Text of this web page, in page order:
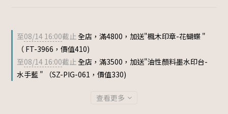
至08/14 16:00截止全店，滿4800，加送"楓木印章-花蝴蝶 "
（ FT-3966，價值410)
至08/14 16:00截止全店，滿3500，加送"油性顏料墨水印台-
水手藍 " （SZ-PIG-061，價值330)
查看更多